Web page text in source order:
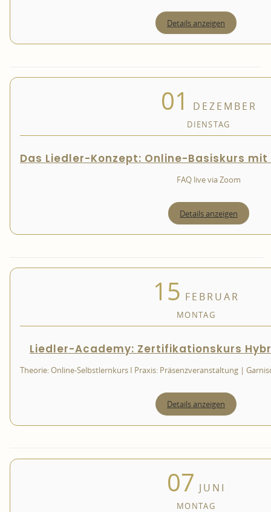
Details anzeigen
01 DEZEMBER
DIENSTAG
Das Liedler-Konzept: Online-Basiskurs mit
FAQ live via Zoom
Details anzeigen
15 FEBRUAR
MONTAG
Liedler-Academy: Zertifikationskurs
Theorie: Online-Selbstlernkurs I Praxis: Präsenzveranstaltung |
Details anzeigen
07 JUNI
MONTAG